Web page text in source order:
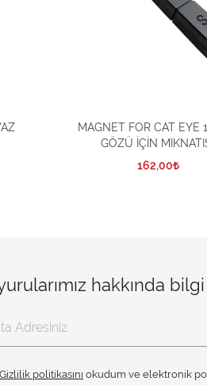
MAGNET FOR CAT EYE
GÖZÜ İÇİN
162,00
hakkında
Gizlilik politikasını okudum ve elektronik